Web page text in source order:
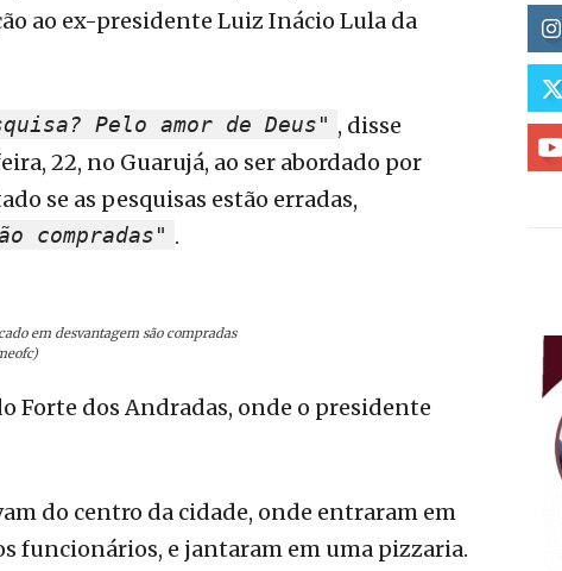
ao ex-presidente Luiz Inácio Lula da
Pelo amor de Deus" , disse
22, no Guarujá, ao ser abordado por
se as pesquisas estão erradas,
compradas" .
em desvantagem são compradas
Forte dos Andradas, onde o presidente
do centro da cidade, onde entraram em
funcionários, e jantaram em uma pizzaria.